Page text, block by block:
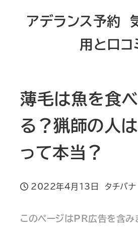
アデランス予約
用と口コ
薄毛は魚を食
る？猟師の人
って本当？
投稿日
2022年4月13日 タチバナ
このページはPR広告を含み